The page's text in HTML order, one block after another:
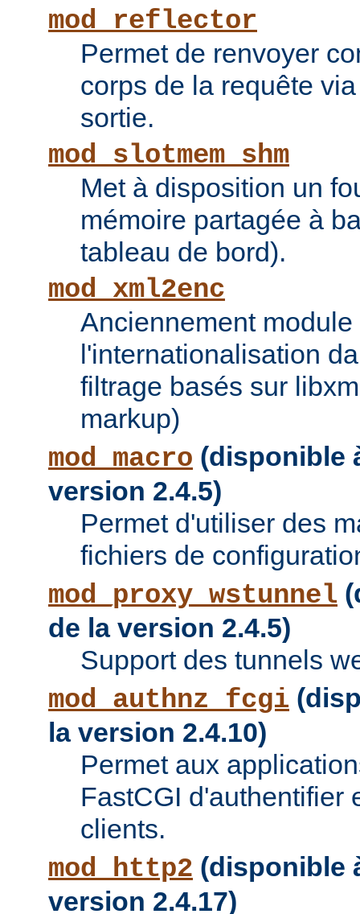
mod_reflector
Permet de renvoyer
corps de la requête
sortie.
mod_slotmem_shm
Met à disposition un
mémoire partagée à
tableau de bord).
mod_xml2enc
Anciennement
l'internationalisation
filtrage basés sur
markup)
mod_macro (disponible
version 2.4.5)
Permet d'utiliser des
fichiers de
mod_proxy_wstunnel
de la version 2.4.5)
Support des tunnels
mod_authnz_fcgi
la version 2.4.10)
Permet aux
FastCGI d'authentifier
clients.
mod_http2 (disponible
version 2.4.17)